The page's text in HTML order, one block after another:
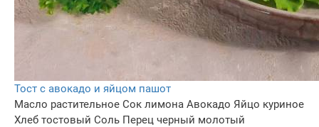
Тост с авокадо и яйцом пашот
Масло растительное Сок лимона Авокадо Яйцо куриное
Хлеб тостовый Соль Перец черный молотый